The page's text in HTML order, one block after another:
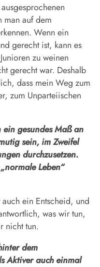
man auf dem
Wenn ein
gerecht ist, kann es
zu weinen
gerecht war. Deshalb
dass mein Weg zum
zum Unparteiischen
ein gesundes Maß an
sein, im Zweifel
durchzusetzen.
Leben“
ein Entscheid, und
was wir tun,
nicht tun.
dem
Aktiver auch einmal